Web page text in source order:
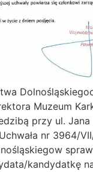
Muzeum
przy ul.
nr 3964/
kandydatkę